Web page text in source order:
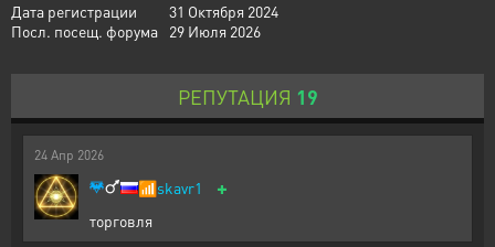
Дата регистрации
31 Октября 2024
Посл. посещ. форума
29 Июля 2026
РЕПУТАЦИЯ 19
24 Апр 2026
📶skavr1 +
торговля